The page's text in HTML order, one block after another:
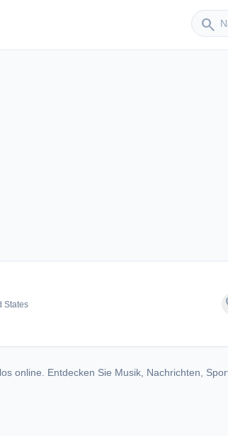
search
Sender
States
online. Entdecken Sie Musik, Nachrichten,